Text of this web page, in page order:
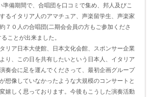
備期間で、合唱団を口コミで集め、邦人及びこ
るイタリア人のアマチュア、声楽留学生、声楽家
７０人の合唱団(二期会会員の方もご参加くださ
ことが出来ました。
リア日本大使館、日本文化会館、スポンサー企業
り、この日を共有したいという日本人、イタリア
奏会に足を運んでくださって、最初企画グループ
想像していなかったような大規模のコンサートと
嬉しく思っております。今後もこうした演奏活動